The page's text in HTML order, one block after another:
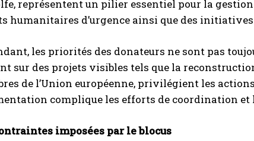
représentent un pilier essentiel pour la
humanitaires d’urgence ainsi que des
les priorités des donateurs ne sont pas
sur des projets visibles tels que la
de l’Union européenne, privilégient les
complique les efforts de coordination et
imposées par le blocus